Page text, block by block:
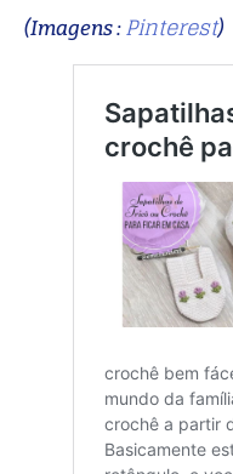
(Imagens :Pinterest)